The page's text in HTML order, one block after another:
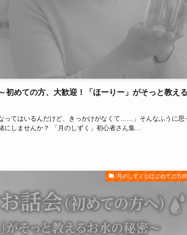
初めての方、大歓迎！「ほーりー」がそっと教え
ってはいるんだけど、きっかけがなくて……」そんなふうに思
しませんか？ 「月のしずく」初心者さん集...
月のしずくがはじめての方